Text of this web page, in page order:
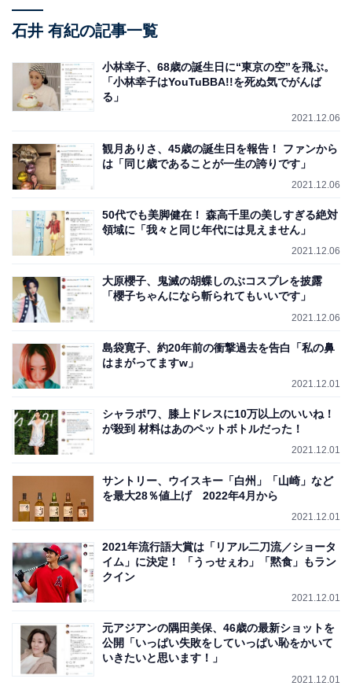
石井 有紀の記事一覧
小林幸子、68歳の誕生日に“東京の空”を飛ぶ。
「小林幸子はYouTuBBA!!を死ぬ気でがんば
る」
2021.12.06
観月ありさ、45歳の誕生日を報告！ ファンから
は「同じ歳であることが一生の誇りです」
2021.12.06
50代でも美脚健在！ 森高千里の美しすぎる絶対
領域に「我々と同じ年代には見えません」
2021.12.06
大原櫻子、鬼滅の胡蝶しのぶコスプレを披露
「櫻子ちゃんになら斬られてもいいです」
2021.12.06
島袋寛子、約20年前の衝撃過去を告白「私の鼻
はまがってますw」
2021.12.01
シャラポワ、膝上ドレスに10万以上のいいね！
が殺到 材料はあのペットボトルだった！
2021.12.01
サントリー、ウイスキー「白州」「山崎」など
を最大28％値上げ 2022年4月から
2021.12.01
2021年流行語大賞は「リアル二刀流／ショータ
イム」に決定！ 「うっせぇわ」「黙食」もラン
クイン
2021.12.01
元アジアンの隅田美保、46歳の最新ショットを
公開「いっぱい失敗をしていっぱい恥をかいて
いきたいと思います！」
2021.12.01